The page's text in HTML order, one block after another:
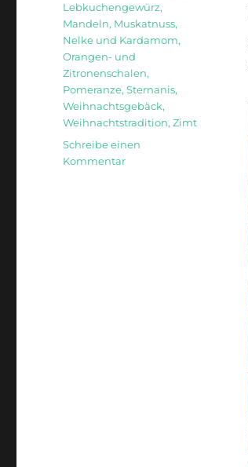
Lebkuchengewürz,
Mandeln, Muskatnuss,
Nelke und Kardamom,
Orangen- und
Zitronenschalen,
Pomeranze,Sternanis,
Weihnachtsgebäck,
Weihnachtstradition,Zimt
Schreibe einen
Kommentarzu